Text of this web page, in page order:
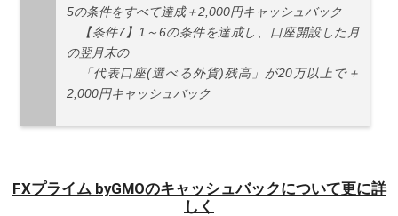
5の条件をすべて達成＋2,000円キャッシュバック
【条件7】1～6の条件を達成し、口座開設した月
の翌月末の
「代表口座(選べる外貨)残高」が20万以上で＋
2,000円キャッシュバック
FXプライム byGMOのキャッシュバックについて更に詳
しく